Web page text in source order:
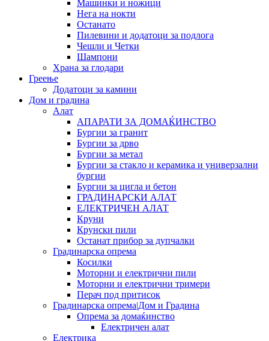
Машинки и ножици
Нега на нокти
Останато
Пилевини и додатоци за подлога
Чешли и Четки
Шампони
Храна за глодари
Греење
Додатоци за камини
Дом и градина
Алат
АПАРАТИ ЗА ДОМАЌИНСТВО
Бургии за гранит
Бургии за дрво
Бургии за метал
Бургии за стакло и керамика и универзални
бургии
Бургии за цигла и бетон
ГРАДИНАРСКИ АЛАТ
ЕЛЕКТРИЧЕН АЛАТ
Круни
Крунски пили
Останат прибор за дупчалки
Градинарска опрема
Косилки
Моторни и електрични пили
Моторни и електрични тримери
Перач под притисок
Градинарска опрема|Дом и Градина
Опрема за домаќинство
Електричен алат
Електрика